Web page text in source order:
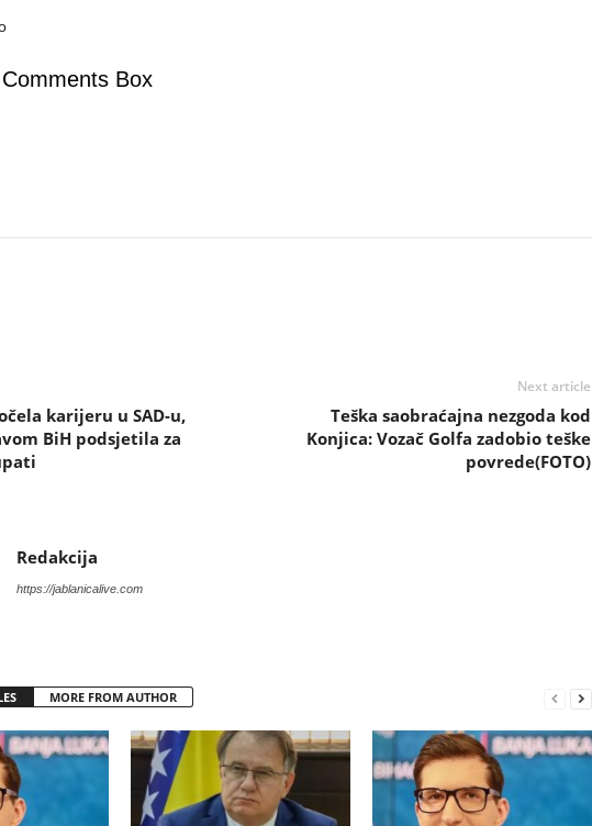
Box
karijeru u SAD-u,
BiH podsjetila za
Next article
Teška saobraćajna nezgoda kod
Konjica: Vozač Golfa zadobio teške
povrede(FOTO)
Redakcija
https://jablanicalive.com
MORE FROM AUTHOR